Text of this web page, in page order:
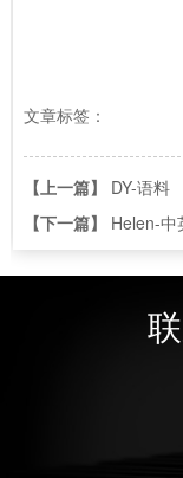
文章标签：
【上一篇】
DY-语料
【下一篇】 Helen-中